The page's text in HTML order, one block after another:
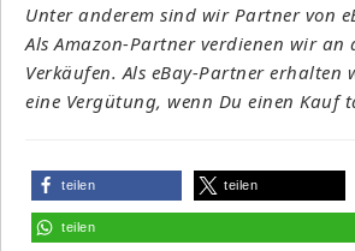
Unter anderem sind wir Partner von
Als Amazon-Partner verdienen wir
Verkäufen. Als eBay-Partner erhalten
eine Vergütung, wenn Du einen Kauf
teilen teilen
teilen